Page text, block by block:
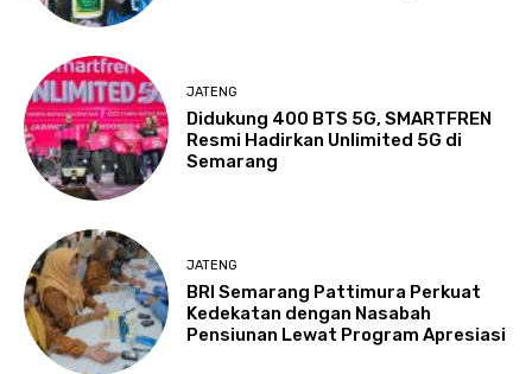
JATENG
Didukung 400 BTS 5G, SMARTFREN
Resmi Hadirkan Unlimited 5G di
Semarang
JATENG
BRI Semarang Pattimura Perkuat
Kedekatan dengan Nasabah
Pensiunan Lewat Program Apresiasi